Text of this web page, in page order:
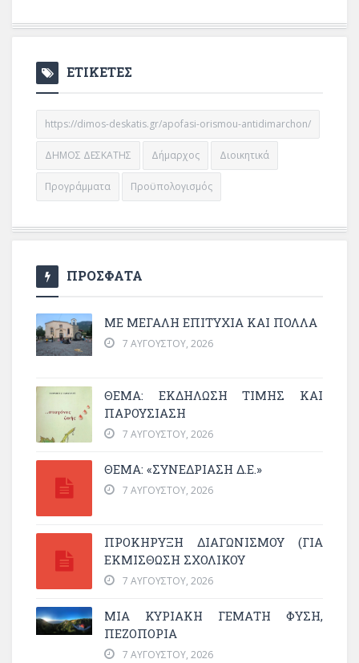
ΕΤΙΚΕΤΕΣ
https://dimos-deskatis.gr/apofasi-orismou-antidimarchon/
ΔΗΜΟΣ ΔΕΣΚΑΤΗΣ Δήμαρχος Διοικητικά
Προγράμματα Προϋπολογισμός
ΠΡΟΣΦΑΤΑ
ΜΕ ΜΕΓΆΛΗ ΕΠΙΤΥΧΊΑ ΚΑΙ ΠΟΛΛΆ
7 ΑΥΓΟΎΣΤΟΥ, 2026
ΘΈΜΑ: ΕΚΔΉΛΩΣΗ ΤΙΜΉΣ ΚΑΙ
ΠΑΡΟΥΣΊΑΣΗ
7 ΑΥΓΟΎΣΤΟΥ, 2026
ΘΕΜΑ: «ΣΥΝΕΔΡΊΑΣΗ Δ.Ε.»
7 ΑΥΓΟΎΣΤΟΥ, 2026
ΠΡΟΚΗΡΥΞΗ ΔΙΑΓΩΝΙΣΜΟΥ (ΓΙΑ
ΕΚΜΊΣΘΩΣΗ ΣΧΟΛΙΚΟΎ
7 ΑΥΓΟΎΣΤΟΥ, 2026
ΜΙΑ ΚΥΡΙΑΚΉ ΓΕΜΆΤΗ ΦΎΣΗ,
ΠΕΖΟΠΟΡΊΑ
7 ΑΥΓΟΎΣΤΟΥ, 2026